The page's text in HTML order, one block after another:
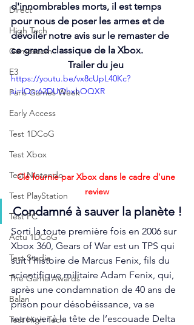
Direct
High Tech
Gamescom
E3
Paris Games Week
Early Access
Test 1DCoG
Test Xbox
Test Nintendo
Test PlayStation
Test PC
Actu 1DCoG
Test Stadia
The Game Awards
Balan
Test High Tech
d'innombrables morts, il est temps
pour nous de poser les armes et de
dévoiler notre avis sur le remaster de
ce grand classique de la Xbox.
Trailer du jeu
https://youtu.be/vx8cUpL40Kc?
si=lQcr62DUQhxhOQXR
Clé fournie par Xbox dans le cadre d'une
review
Condamné à sauver la planète !
Sorti la toute première fois en 2006 sur
Xbox 360, Gears of War est un TPS qui
suit l’histoire de Marcus Fenix, fils du
scientifique militaire Adam Fenix, qui,
après une condamnation de 40 ans de
prison pour désobéissance, va se
retrouver à la tête de l’escouade Delta